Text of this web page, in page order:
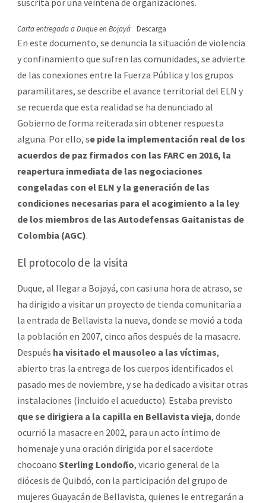
Carta entregada a Duque en Bojayá Descarga
En este documento, se denuncia la situación de violencia
y confinamiento que sufren las comunidades, se advierte
de las conexiones entre la Fuerza Pública y los grupos
paramilitares, se describe el avance territorial del ELN y
se recuerda que esta realidad se ha denunciado al
Gobierno de forma reiterada sin obtener respuesta
alguna. Por ello, se pide la implementación real de los
acuerdos de paz firmados con las FARC en 2016, la
reapertura inmediata de las negociaciones
congeladas con el ELN y la generación de las
condiciones necesarias para el acogimiento a la ley
de los miembros de las Autodefensas Gaitanistas de
Colombia (AGC).
El protocolo de la visita
Duque, al llegar a Bojayá, con casi una hora de atraso, se
ha dirigido a visitar un proyecto de tienda comunitaria a
la entrada de Bellavista la nueva, donde se movió a toda
la población en 2007, cinco años después de la masacre.
Después ha visitado el mausoleo a las víctimas,
abierto tras la entrega de los cuerpos identificados el
pasado mes de noviembre, y se ha dedicado a visitar otras
instalaciones (incluido el acueducto). Estaba previsto
que se dirigiera a la capilla en Bellavista vieja, donde
ocurrió la masacre en 2002, para un acto íntimo de
homenaje y una oración dirigida por el sacerdote
chocoano Sterling Londoño, vicario general de la
diócesis de Quibdó, con la participación del grupo de
mujeres Guayacán de Bellavista, quienes le entregarán a